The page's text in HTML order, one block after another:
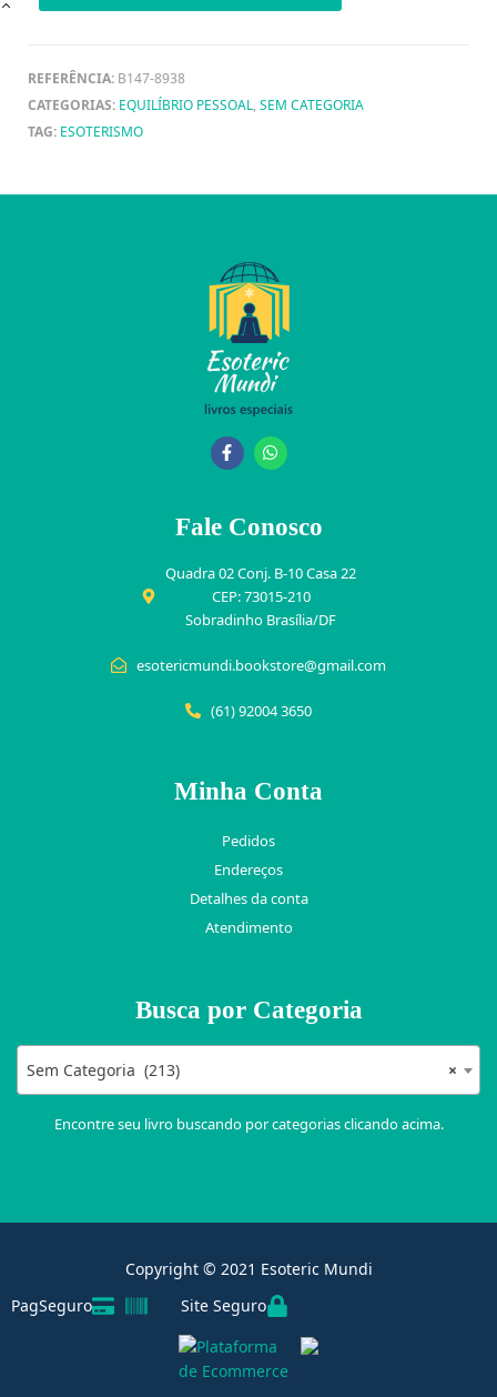
REFERÊNCIA: B147-8938
CATEGORIAS: EQUILÍBRIO PESSOAL, SEM CATEGORIA
TAG: ESOTERISMO
Fale Conosco
Quadra 02 Conj. B-10 Casa 22
CEP: 73015-210
Sobradinho Brasília/DF
esotericmundi.bookstore@gmail.com
(61) 92004 3650
Minha Conta
Pedidos
Endereços
Detalhes da conta
Atendimento
Busca por Categoria
×
Sem Categoria (213)
Encontre seu livro buscando por categorias clicando acima.
Copyright © 2021 Esoteric Mundi
PagSeguro
Site Seguro